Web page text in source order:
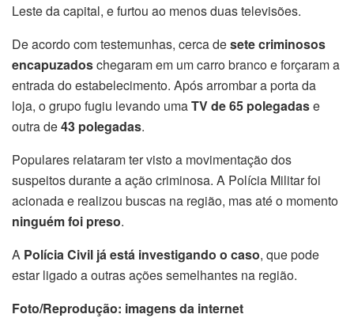
Leste da capital, e furtou ao menos duas televisões.
De acordo com testemunhas, cerca desete criminosos
encapuzadoschegaram em um carro branco e forçaram a
entrada do estabelecimento. Após arrombar a porta da
loja, o grupo fugiu levando umaTV de 65 polegadase
outra de43 polegadas.
Populares relataram ter visto a movimentação dos
suspeitos durante a ação criminosa. A Polícia Militar foi
acionada e realizou buscas na região, mas até o momento
ninguém foi preso.
A Polícia Civil já está investigando o caso, que pode
estar ligado a outras ações semelhantes na região.
Foto/Reprodução: imagens da internet